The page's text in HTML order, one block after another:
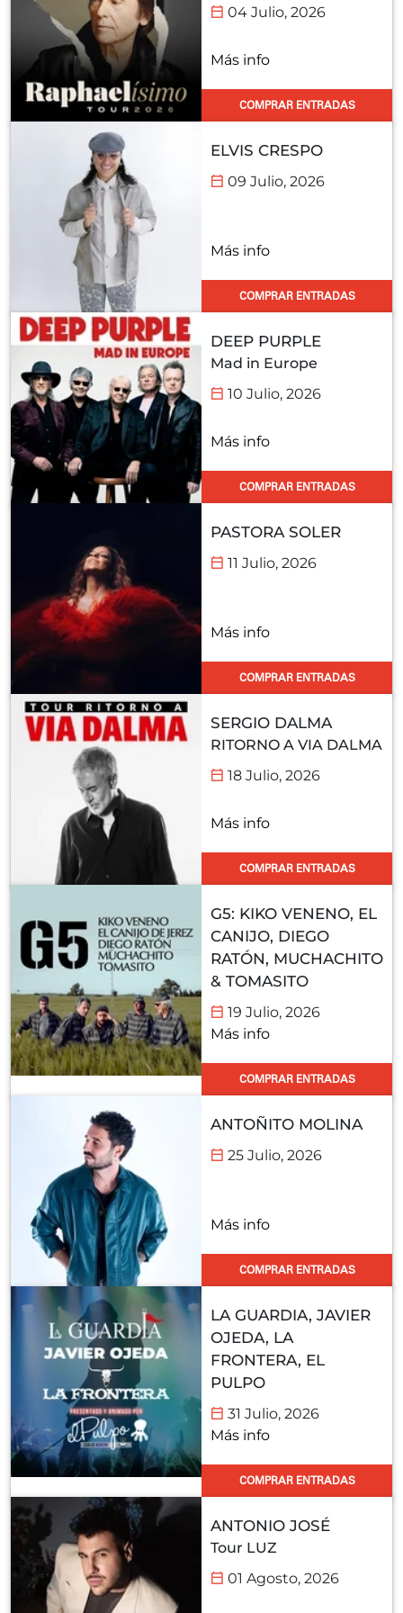
04 Julio, 2026
Más info
COMPRAR ENTRADAS
ELVIS CRESPO
09 Julio, 2026
Más info
COMPRAR ENTRADAS
DEEP PURPLE
Mad in Europe
10 Julio, 2026
Más info
COMPRAR ENTRADAS
PASTORA SOLER
11 Julio, 2026
Más info
COMPRAR ENTRADAS
SERGIO DALMA
RITORNO A VIA DALMA
18 Julio, 2026
Más info
COMPRAR ENTRADAS
G5: KIKO VENENO, EL
CANIJO, DIEGO
RATÓN, MUCHACHITO
& TOMASITO
19 Julio, 2026
Más info
COMPRAR ENTRADAS
ANTOÑITO MOLINA
25 Julio, 2026
Más info
COMPRAR ENTRADAS
LA GUARDIA, JAVIER
OJEDA, LA
FRONTERA, EL
PULPO
31 Julio, 2026
Más info
COMPRAR ENTRADAS
ANTONIO JOSÉ
Tour LUZ
01 Agosto, 2026